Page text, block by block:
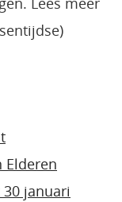
Elderen
januari